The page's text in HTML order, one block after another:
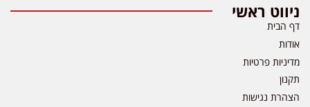
ניווט ראשי
דף הבית
אודות
מדיניות פרטיות
תקנון
הצהרת נגישות